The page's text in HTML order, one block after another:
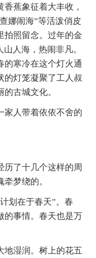
蕉象征着大丰收，
娜闹海”等活泼俏皮
拍照留念。过年的金
人海，热闹非凡。
的寒冷在这个灯火通
的灯笼凝聚了工人叔
古城文化。
人带着依依不舍的
了十几个这样的周
梦绕的。
划在于春天”。春
的事情。春天也是万
湿润。树上的花五